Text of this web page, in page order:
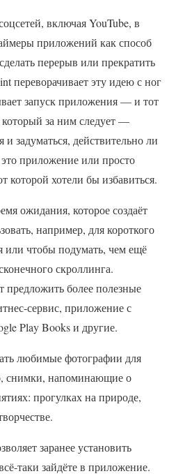
включая YouTube, в
приложений как способ
перерыв или прекратить
переворачивает эту идею с ног
запуск приложения — и тот
за ним следует —
и задуматься, действительно ли
приложение или просто
которой хотели бы избавиться.
ожидания, которое создаёт
например, для короткого
или чтобы подумать, чем ещё
скроллинга.
более полезные
сервис, приложение с
Play Books и другие.
любимые фотографии для
снимки, напоминающие о
прогулках на природе,
заранее установить
таки зайдёте в приложение.